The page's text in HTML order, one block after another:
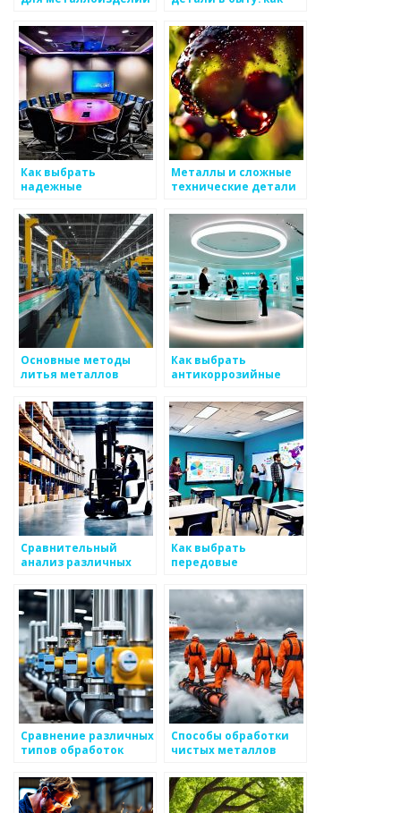
Как выбрать
надежные
металлоизделий
Металлы и сложные
технические детали
Основные методы
литья металлов
Как выбрать
антикоррозийные
металлоизделий?
Сравнительный
анализ различных
металлов
Как выбрать
передовые
с металлом
Сравнение различных
типов обработок
Способы обработки
чистых металлов